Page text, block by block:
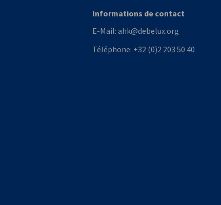
Informations de contact
E-Mail: ahk@debelux.org
Téléphone: +32 (0)2 203 50 40